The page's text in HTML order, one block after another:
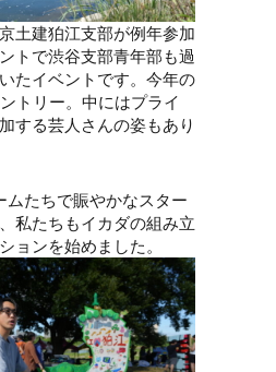
土建狛江支部が例年参加
トで渋谷支部青年部も過
たイベントです。今年の
トリー。中にはプライ
する芸人さんの姿もあり
ムたちで賑やかなスター
私たちもイカダの組み立
ョンを始めました。